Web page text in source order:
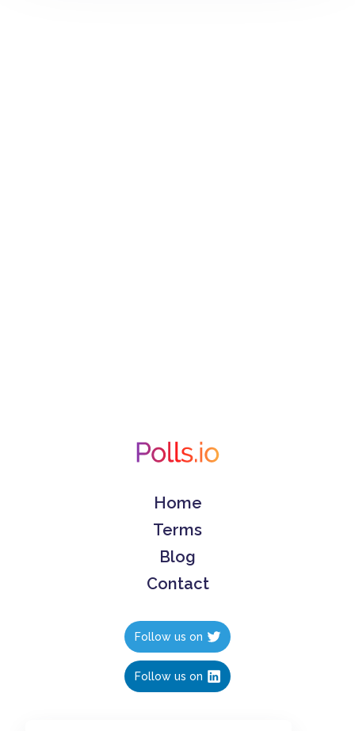
Home
Terms
Blog
Contact
Follow us on
Follow us on